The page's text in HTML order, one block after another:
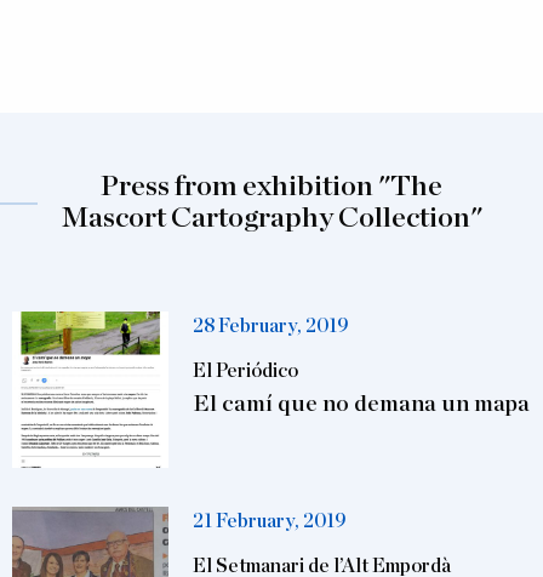
Press from exhibition "The
Mascort Cartography Collection"
28 February, 2019
El Periódico
El camí que no demana un mapa
21 February, 2019
El Setmanari de l’Alt Empordà